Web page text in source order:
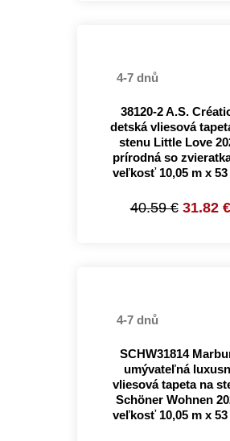
4-7 dnů
38120-2 A.S.
detská vliesová
stenu Little Love
prírodná so
veľkosť 10,05 m x 53
40.59 € 31.82 €
4-7 dnů
SCHW31814
umývateľná
vliesová tapeta na
Schöner Wohnen
veľkosť 10,05 m x 53